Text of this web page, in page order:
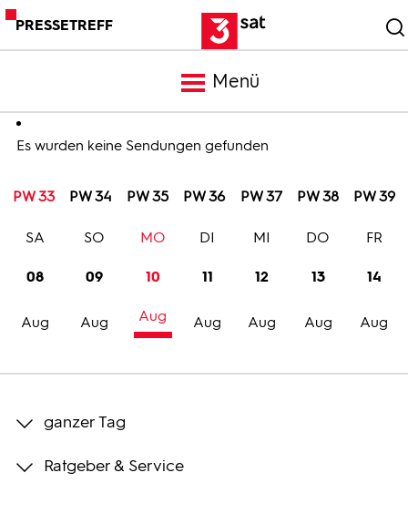
PRESSETREFF
Menü
Meldungen
Programm
Trailer
Bilder
Es wurden keine Sendungen gefunden
PW 33 PW 34 PW 35 PW 36 PW 37 PW 38 PW 39
08
Aug
SA
09
Aug
SO
10
Aug
MO
11
Aug
DI
12
Aug
MI
13
Aug
DO
14
Aug
FR
ganzer Tag
Ratgeber & Service